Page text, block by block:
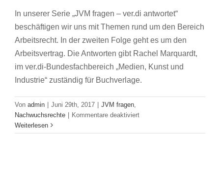
In unserer Serie „JVM fragen – ver.di antwortet“
beschäftigen wir uns mit Themen rund um den Bereich
Arbeitsrecht. In der zweiten Folge geht es um den
Arbeitsvertrag. Die Antworten gibt Rachel Marquardt,
im ver.di-Bundesfachbereich „Medien, Kunst und
Industrie“ zuständig für Buchverlage.
Von admin | Juni 29th, 2017 | JVM fragen
Nachwuchsrechte | Kommentare deaktiviertfür
gehört
Weiterlesen